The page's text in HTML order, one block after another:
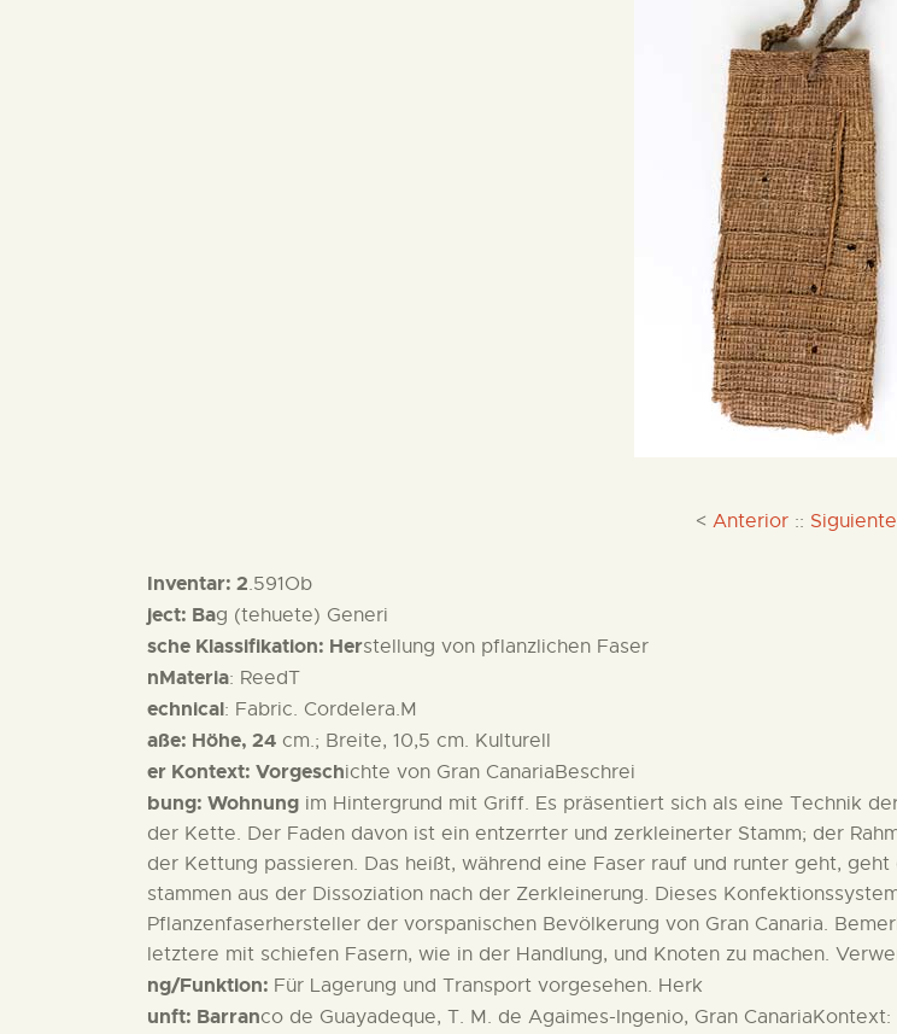
< Anterior :: Siguiente
Inventar: 2.591Ob
ject: Bag (tehuete) Generi
sche Klassifikation: Herstellung von pflanzlichen Faser
nMateria: ReedT
echnical: Fabric. Cordelera.M
aße: Höhe, 24 cm.; Breite, 10,5 cm. Kulturell
er Kontext: Vorgeschichte von Gran CanariaBeschrei
bung: Wohnung im Hintergrund mit Griff. Es präsentiert sich als eine Technik
der Kette. Der Faden davon ist ein entzerrter und zerkleinerter Stamm; der
der Kettung passieren. Das heißt, während eine Faser rauf und runter geht,
stammen aus der Dissoziation nach der Zerkleinerung. Dieses
Pflanzenfaserhersteller der vorspanischen Bevölkerung von Gran Canaria.
letztere mit schiefen Fasern, wie in der Handlung, und Knoten zu machen.
ng/Funktion: Für Lagerung und Transport vorgesehen. Herk
unft: Barranco de Guayadeque, T. M. de Agaimes-Ingenio, Gran CanariaKontext: